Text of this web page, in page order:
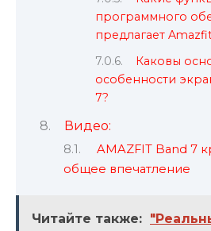
программного
предлагает
Каковы
особенности
7?
Видео:
AMAZFIT Band 7
общее впечатление
Читайте также: